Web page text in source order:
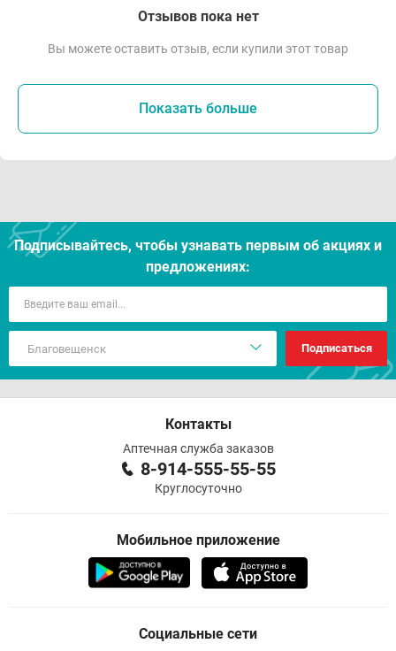
Отзывов пока нет
Вы можете оставить отзыв, если купили этот товар
Показать больше
Подписывайтесь, чтобы узнавать первым об акцияx и
предложениях:
Подписаться
Контакты
Аптечная служба заказов
8-914-555-55-55
Круглосуточно
Мобильное приложение
Социальные сети